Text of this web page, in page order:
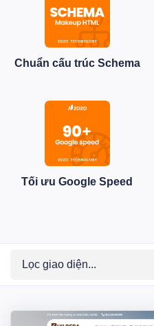
Chuẩn cấu trúc Schema
Tối ưu Google Speed